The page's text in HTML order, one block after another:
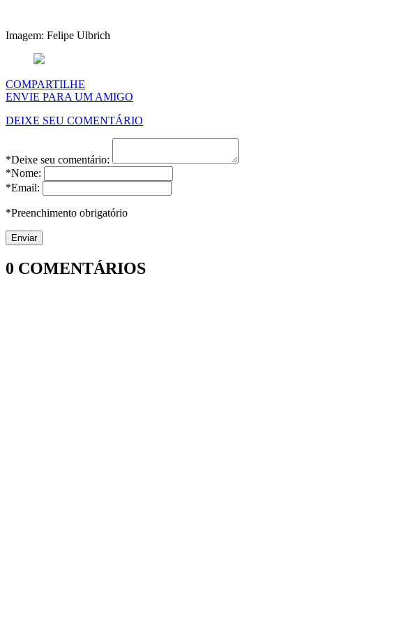
Imagem: Felipe Ulbrich
COMPARTILHE
ENVIE PARA UM AMIGO
DEIXE SEU COMENTÁRIO
*Deixe seu comentário:
*Nome:
*Email:
*Preenchimento obrigatório
0 COMENTÁRIOS